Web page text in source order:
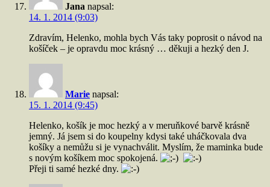
Jana napsal:
14. 1. 2014 (9:03)
Zdravím, Helenko, mohla bych Vás taky poprosit o návod na
košíček – je opravdu moc krásný … děkuji a hezký den J.
Marie napsal:
15. 1. 2014 (9:45)
Helenko, košík je moc hezký a v meruňkové barvě krásně
jemný. Já jsem si do koupelny kdysi také uháčkovala dva
košíky a nemůžu si je vynachválit. Myslím, že maminka bude
s novým košíkem moc spokojená.
Přeji ti samé hezké dny.